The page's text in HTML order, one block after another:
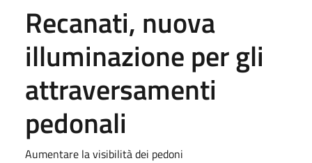
Recanati, nuova
illuminazione per gli
attraversamenti
pedonali
Aumentare la visibilità dei pedoni